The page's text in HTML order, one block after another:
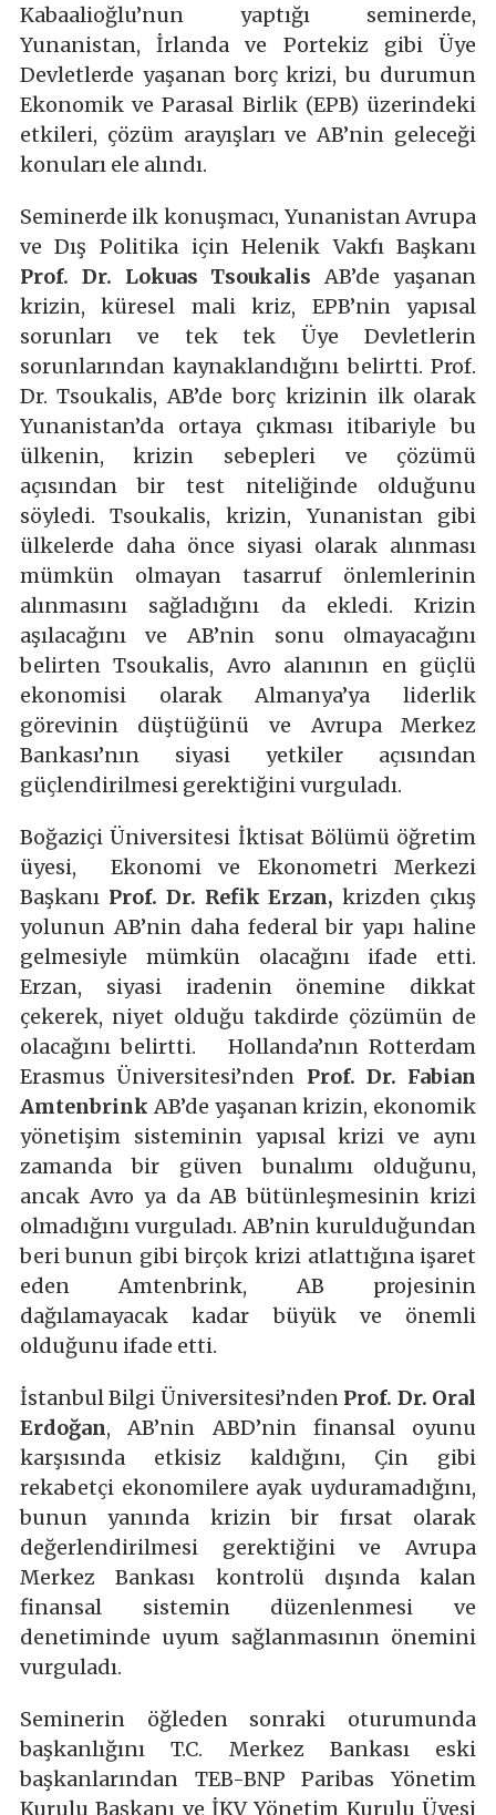
Kabaalioğlu’nun yaptığı seminerde,
Yunanistan, İrlanda ve Portekiz gibi Üye
Devletlerde yaşanan borç krizi, bu durumun
Ekonomik ve Parasal Birlik (EPB) üzerindeki
etkileri, çözüm arayışları ve AB’nin geleceği
konuları ele alındı.
Seminerde ilk konuşmacı, Yunanistan Avrupa
ve Dış Politika için Helenik Vakfı Başkanı
Prof. Dr. Lokuas Tsoukalis AB’de yaşanan
krizin, küresel mali kriz, EPB’nin yapısal
sorunları ve tek tek Üye Devletlerin
sorunlarından kaynaklandığını belirtti. Prof.
Dr. Tsoukalis, AB’de borç krizinin ilk olarak
Yunanistan’da ortaya çıkması itibariyle bu
ülkenin, krizin sebepleri ve çözümü
açısından bir test niteliğinde olduğunu
söyledi. Tsoukalis, krizin, Yunanistan gibi
ülkelerde daha önce siyasi olarak alınması
mümkün olmayan tasarruf önlemlerinin
alınmasını sağladığını da ekledi. Krizin
aşılacağını ve AB’nin sonu olmayacağını
belirten Tsoukalis, Avro alanının en güçlü
ekonomisi olarak Almanya’ya liderlik
görevinin düştüğünü ve Avrupa Merkez
Bankası’nın siyasi yetkiler açısından
güçlendirilmesi gerektiğini vurguladı.
Boğaziçi Üniversitesi İktisat Bölümü öğretim
üyesi, Ekonomi ve Ekonometri Merkezi
BaşkanıProf. Dr. Refik Erzan, krizden çıkış
yolunun AB’nin daha federal bir yapı haline
gelmesiyle mümkün olacağını ifade etti.
Erzan, siyasi iradenin önemine dikkat
çekerek, niyet olduğu takdirde çözümün de
olacağını belirtti. Hollanda’nın Rotterdam
Erasmus Üniversitesi’nden Prof. Dr. Fabian
Amtenbrink AB’de yaşanan krizin, ekonomik
yönetişim sisteminin yapısal krizi ve aynı
zamanda bir güven bunalımı olduğunu,
ancak Avro ya da AB bütünleşmesinin krizi
olmadığını vurguladı. AB’nin kurulduğundan
beri bunun gibi birçok krizi atlattığına işaret
eden Amtenbrink, AB projesinin
dağılamayacak kadar büyük ve önemli
olduğunu ifade etti.
İstanbul Bilgi Üniversitesi’ndenProf. Dr. Oral
Erdoğan, AB’nin ABD’nin finansal oyunu
karşısında etkisiz kaldığını, Çin gibi
rekabetçi ekonomilere ayak uyduramadığını,
bunun yanında krizin bir fırsat olarak
değerlendirilmesi gerektiğini ve Avrupa
Merkez Bankası kontrolü dışında kalan
finansal sistemin düzenlenmesi ve
denetiminde uyum sağlanmasının önemini
vurguladı.
Seminerin öğleden sonraki oturumunda
başkanlığını T.C. Merkez Bankası eski
başkanlarından TEB-BNP Paribas Yönetim
Kurulu Başkanı ve İKV Yönetim Kurulu Üyesi